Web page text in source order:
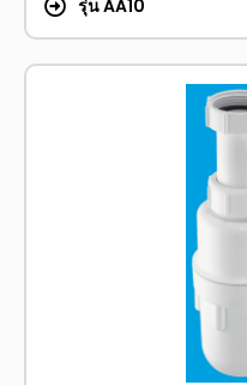
รุ่น AA10